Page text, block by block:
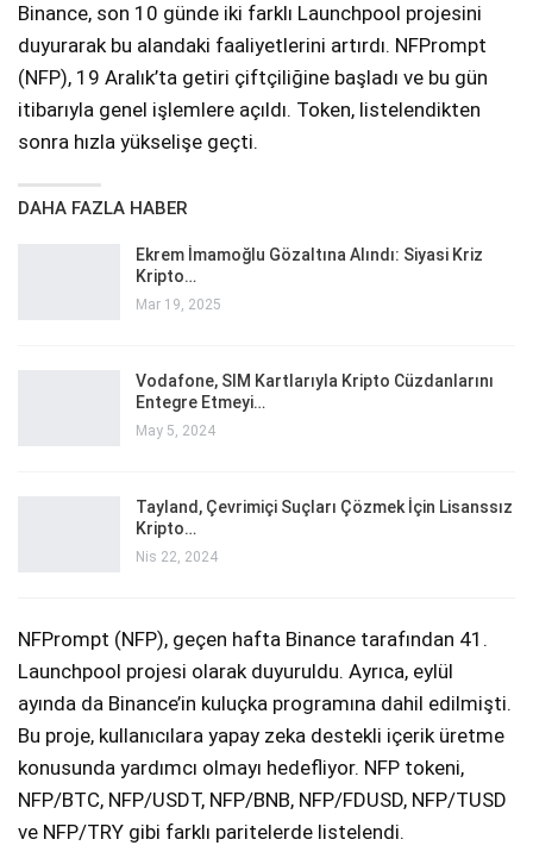
Binance, son 10 günde iki farklı Launchpool projesini
duyurarak bu alandaki faaliyetlerini artırdı. NFPrompt
(NFP), 19 Aralık’ta getiri çiftçiliğine başladı ve bu gün
itibarıyla genel işlemlere açıldı. Token, listelendikten
sonra hızla yükselişe geçti.
DAHA FAZLA HABER
Ekrem İmamoğlu Gözaltına Alındı: Siyasi Kriz
Kripto…
Mar 19, 2025
Vodafone, SIM Kartlarıyla Kripto Cüzdanlarını
Entegre Etmeyi…
May 5, 2024
Tayland, Çevrimiçi Suçları Çözmek İçin Lisanssız
Kripto…
Nis 22, 2024
NFPrompt (NFP), geçen hafta Binance tarafından 41.
Launchpool projesi olarak duyuruldu. Ayrıca, eylül
ayında da Binance’in kuluçka programına dahil edilmişti.
Bu proje, kullanıcılara yapay zeka destekli içerik üretme
konusunda yardımcı olmayı hedefliyor. NFP tokeni,
NFP/BTC, NFP/USDT, NFP/BNB, NFP/FDUSD, NFP/TUSD
ve NFP/TRY gibi farklı paritelerde listelendi.